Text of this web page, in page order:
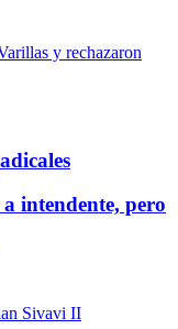
intendente, pero